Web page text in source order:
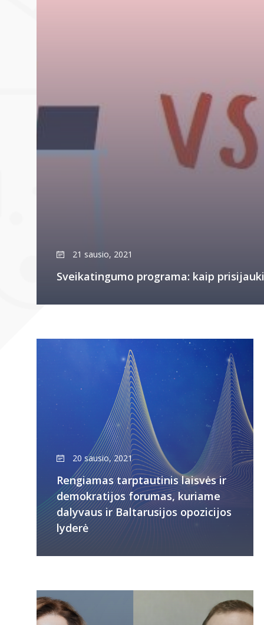
21 sausio, 2021
Sveikatingumo programa: kaip
20 sausio, 2021
Rengiamas tarptautinis laisvės ir
demokratijos forumas, kuriame
dalyvaus ir Baltarusijos opozicijos
lyderė